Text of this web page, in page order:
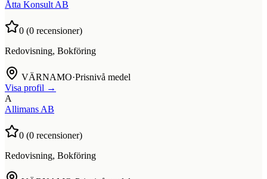
Åtta Konsult AB
0 (0 recensioner)
Redovisning, Bokföring
VÄRNAMO·Prisnivå medel
Visa profil →
A
Allimans AB
0 (0 recensioner)
Redovisning, Bokföring